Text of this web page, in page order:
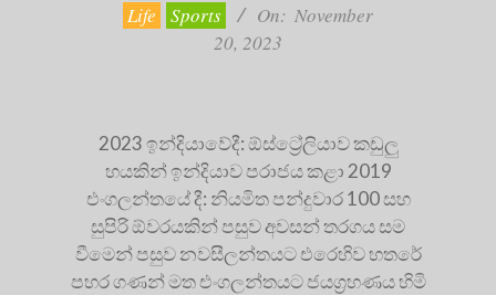
Life Sports On: November
20, 2023
2023 ඉන්දියාවේදී: ඕස්ට්‍රේලියාව කඩුලු
හයකින් ඉන්දියාව පරාජය කළා 2019
එංගලන්තයේ දී: නියමිත පන්දුවාර 100 සහ
සුපිරි ඕවරයකින් පසුව අවසන් තරගය සම
වීමෙන් පසුව නවසීලන්තයට එරෙහිව හතරේ
පහර ගණන් මත එංගලන්තයට ජයග්‍රහණය හිමි